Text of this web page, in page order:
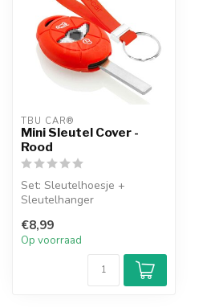
TBU CAR®
Mini Sleutel Cover -
Rood
Set: Sleutelhoesje +
Sleutelhanger
€8,99
Op voorraad